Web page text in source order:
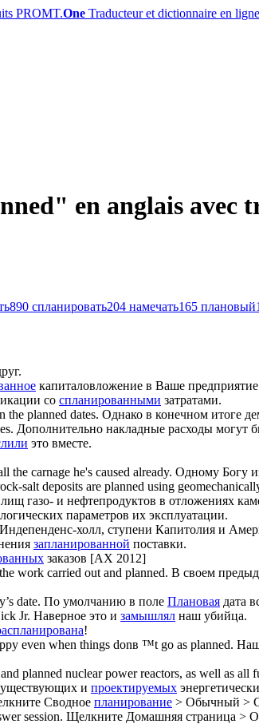
PROMT.One Traducteur et dictionnaire en
en anglais avec
890 спланировать204 намечать165 плановый
капиталовложение в Ваше
со спланированными затратами.
the planned dates. Однако в конечном итоге
Дополнительно накладные расходы могут
это вместе.
the carnage he's caused already. Одному Богу
salt deposits are planned using
газо- и нефтепродуктов в отложениях
параметров их эксплуатации.
Индепенденс-холл, ступени Капитолия и
запланированной поставки.
заказов [AX 2012]
work carried out and planned. В своем
date. По умолчанию в поле Плановая дата
Jr. Наверное это и замышлял наш убийца.
!
even when things donв ™t go as planned.
planned nuclear power reactors, as well as all
и проектируемых
Сводное планирование > Обычный >
session. Щелкните Домашняя страница >